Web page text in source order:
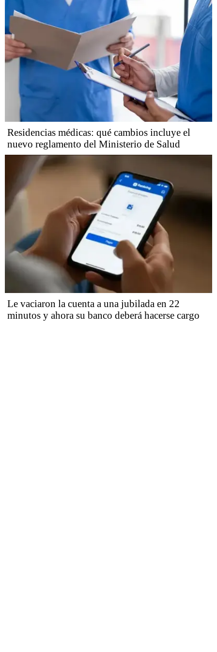
Residencias médicas: qué cambios incluye el
nuevo reglamento del Ministerio de Salud
Le vaciaron la cuenta a una jubilada en 22
minutos y ahora su banco deberá hacerse cargo